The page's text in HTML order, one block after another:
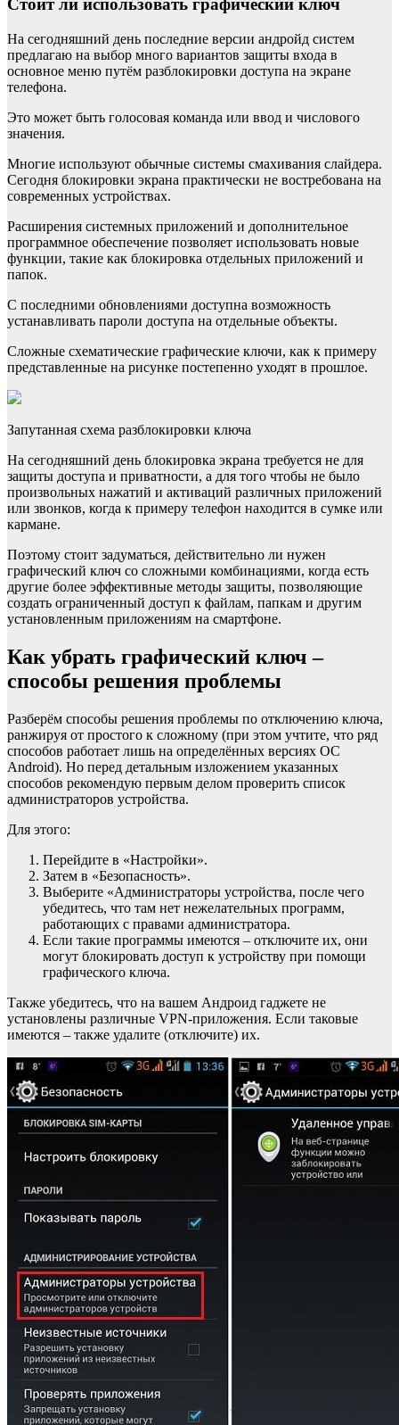
Стоит ли использовать графический ключ
На сегодняшний день последние версии андройд систем
предлагаю на выбор много вариантов защиты входа в
основное меню путём разблокировки доступа на экране
телефона.
Это может быть голосовая команда или ввод и числового
значения.
Многие используют обычные системы смахивания слайдера.
Сегодня блокировки экрана практически не востребована на
современных устройствах.
Расширения системных приложений и дополнительное
программное обеспечение позволяет использовать новые
функции, такие как блокировка отдельных приложений и
папок.
С последними обновлениями доступна возможность
устанавливать пароли доступа на отдельные объекты.
Сложные схематические графические ключи, как к примеру
представленные на рисунке постепенно уходят в прошлое.
Запутанная схема разблокировки ключа
На сегодняшний день блокировка экрана требуется не для
защиты доступа и приватности, а для того чтобы не было
произвольных нажатий и активаций различных приложений
или звонков, когда к примеру телефон находится в сумке или
кармане.
Поэтому стоит задуматься, действительно ли нужен
графический ключ со сложными комбинациями, когда есть
другие более эффективные методы защиты, позволяющие
создать ограниченный доступ к файлам, папкам и другим
установленным приложениям на смартфоне.
Как убрать графический ключ –
способы решения проблемы
Разберём способы решения проблемы по отключению ключа,
ранжируя от простого к сложному (при этом учтите, что ряд
способов работает лишь на определённых версиях OC
Android). Но перед детальным изложением указанных
способов рекомендую первым делом проверить список
администраторов устройства.
Для этого:
Перейдите в «Настройки».
Затем в «Безопасность».
Выберите «Администраторы устройства, после чего
убедитесь, что там нет нежелательных программ,
работающих с правами администратора.
Если такие программы имеются – отключите их, они
могут блокировать доступ к устройству при помощи
графического ключа.
Также убедитесь, что на вашем Андроид гаджете не
установлены различные VPN-приложения. Если таковые
имеются – также удалите (отключите) их.